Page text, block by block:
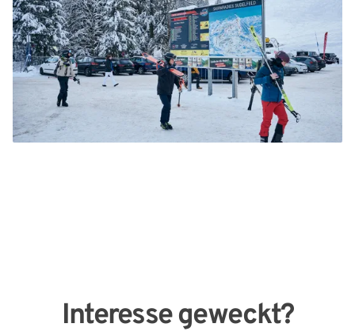
Interesse geweckt?